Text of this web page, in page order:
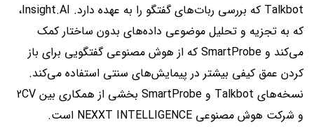
Talkbot که بررسی‌ ربات‌های گفتگو را به عهده دارد. Insight.AI،
که به تجزیه و تحلیل موضوعی داده‌های بدون ساختار کمک
می‌کند و SmartProbe که از هوش مصنوعی گفتگویی برای باز
کردن عمق کیفی بیشتر در پیمایش‌های سنتی استفاده می‌کند.
نسخه‌های Talkbot و SmartProbe بخشی از همکاری بین 2CV
و شرکت هوش مصنوعی NEXXT INTELLIGENCE است.